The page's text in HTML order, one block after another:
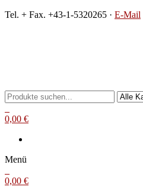
Zum
Tel. + Fax. +43-1-5320265 · E-Mail
0,00 €
Menü
0,00 €